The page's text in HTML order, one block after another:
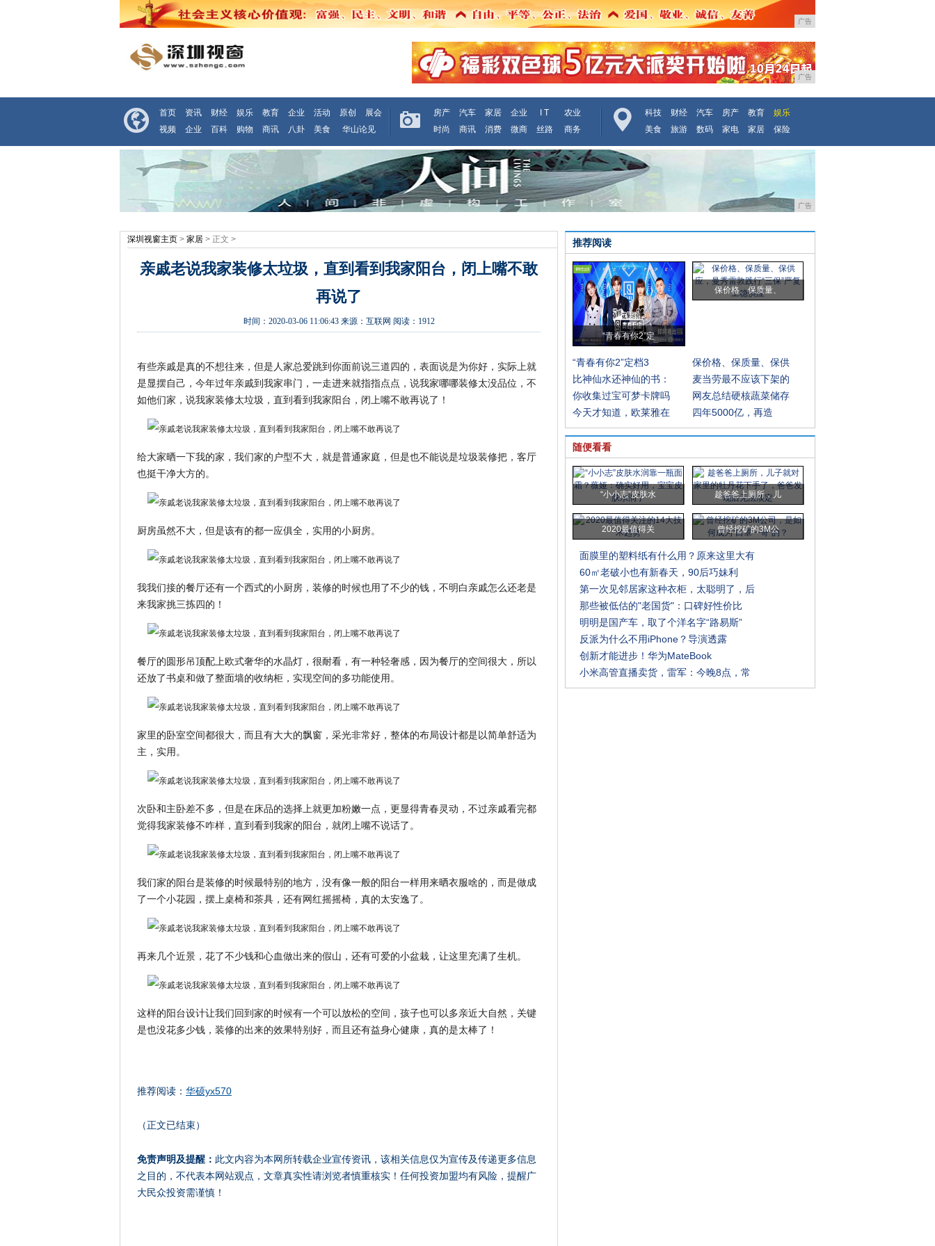
广告
广告
首页 资讯 财经 娱乐 教育 企业 活动 原创
展会
视频
企业 百科 购物 商讯 八卦 美食 华山论见
房产 汽车 家居 企业 I T
农业
时尚
商讯 消费 微商 丝路 商务
科技 财经 汽车 房产 教育
娱乐
美食
旅游 数码 家电 家居 保险
广告
深圳视窗主页 > 家居 > 正文 >
亲戚老说我家装修太垃圾，直到看到我家阳台，闭上嘴不敢
再说了
时间： 2020-03-06 11:06:43来源： 互联网 阅读：1912
有些亲戚是真的不想往来，但是人家总爱跳到你面前说三道四的，表面说是为你好，实际上就
是显摆自己，今年过年亲戚到我家串门，一走进来就指指点点，说我家哪哪装修太没品位，不
如他们家，说我家装修太垃圾，直到看到我家阳台，闭上嘴不敢再说了！
给大家晒一下我的家，我们家的户型不大，就是普通家庭，但是也不能说是垃圾装修把，客厅
也挺干净大方的。
厨房虽然不大，但是该有的都一应俱全，实用的小厨房。
我我们接的餐厅还有一个西式的小厨房，装修的时候也用了不少的钱，不明白亲戚怎么还老是
来我家挑三拣四的！
餐厅的圆形吊顶配上欧式奢华的水晶灯，很耐看，有一种轻奢感，因为餐厅的空间很大，所以
还放了书桌和做了整面墙的收纳柜，实现空间的多功能使用。
家里的卧室空间都很大，而且有大大的飘窗，采光非常好，整体的布局设计都是以简单舒适为
主，实用。
次卧和主卧差不多，但是在床品的选择上就更加粉嫩一点，更显得青春灵动，不过亲戚看完都
觉得我家装修不咋样，直到看到我家的阳台，就闭上嘴不说话了。
我们家的阳台是装修的时候最特别的地方，没有像一般的阳台一样用来晒衣服啥的，而是做成
了一个小花园，摆上桌椅和茶具，还有网红摇摇椅，真的太安逸了。
再来几个近景，花了不少钱和心血做出来的假山，还有可爱的小盆栽，让这里充满了生机。
这样的阳台设计让我们回到家的时候有一个可以放松的空间，孩子也可以多亲近大自然，关键
是也没花多少钱，装修的出来的效果特别好，而且还有益身心健康，真的是太棒了！
推荐阅读： 华硕yx570
（正文已结束）
免责声明及提醒： 此文内容为本网所转载企业宣传资讯，该相关信息仅为宣传及传递更多信息
之目的，不代表本网站观点，文章真实性请浏览者慎重核实！任何投资加盟均有风险，提醒广
大民众投资需谨慎！
推荐阅读
“青春有你2”定
保价格、保质量、
“青春有你2”定档3
保价格、保质量、保供
比神仙水还神仙的书：
麦当劳最不应该下架的
你收集过宝可梦卡牌吗
网友总结硬核蔬菜储存
今天才知道，欧莱雅在
四年5000亿，再造
随便看看
“小小志”皮肤水 趁爸爸上厕所，儿
2020最值得关 曾经挖矿的3M公
面膜里的塑料纸有什么用？原来这里大有
60㎡老破小也有新春天，90后巧妹利
第一次见邻居家这种衣柜，太聪明了，后
那些被低估的"老国货"：口碑好性价比
明明是国产车，取了个洋名字“路易斯”
反派为什么不用iPhone？导演透露
创新才能进步！华为MateBook
小米高管直播卖货，雷军：今晚8点，常